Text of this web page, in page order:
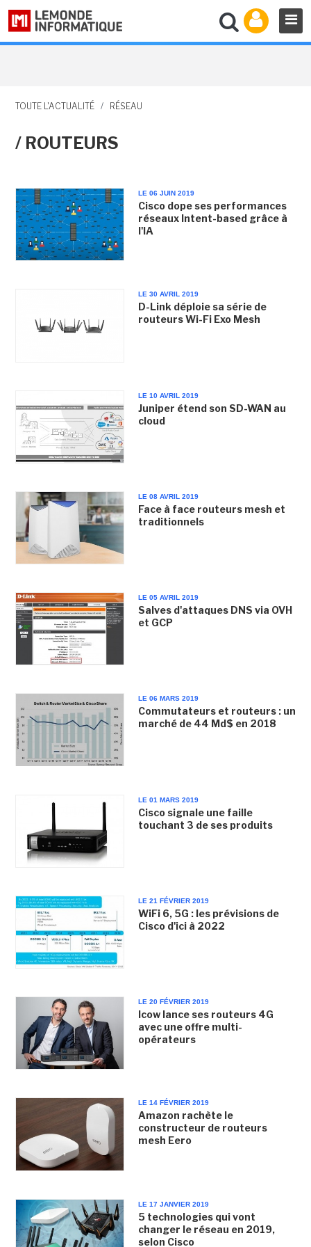
TOUTE L'ACTUALITÉ / RÉSEAU
/ ROUTEURS
LE 06 JUIN 2019
Cisco dope ses performances
réseaux Intent-based grâce à
l'IA
LE 30 AVRIL 2019
D-Link déploie sa série de
routeurs Wi-Fi Exo Mesh
LE 10 AVRIL 2019
Juniper étend son SD-WAN au
cloud
LE 08 AVRIL 2019
Face à face routeurs mesh et
traditionnels
LE 05 AVRIL 2019
Salves d'attaques DNS via OVH
et GCP
LE 06 MARS 2019
Commutateurs et routeurs : un
marché de 44 Md$ en 2018
LE 01 MARS 2019
Cisco signale une faille
touchant 3 de ses produits
LE 21 FÉVRIER 2019
WiFi 6, 5G : les prévisions de
Cisco d'ici à 2022
LE 20 FÉVRIER 2019
Icow lance ses routeurs 4G
avec une offre multi-
opérateurs
LE 14 FÉVRIER 2019
Amazon rachète le
constructeur de routeurs
mesh Eero
LE 17 JANVIER 2019
5 technologies qui vont
changer le réseau en 2019,
selon Cisco